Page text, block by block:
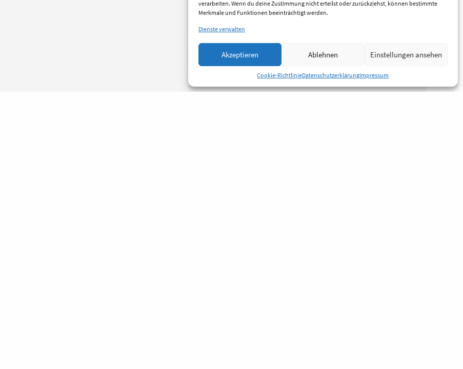
verarbeiten. Wenn du deine Zustimmung nicht erteilst oder zurückziehst, können bestimmte
Merkmale und Funktionen beeinträchtigt werden.
Dienste verwalten
Akzeptieren Ablehnen Einstellungen ansehen
Cookie-RichtlinieDatenschutzerklärungImpressum